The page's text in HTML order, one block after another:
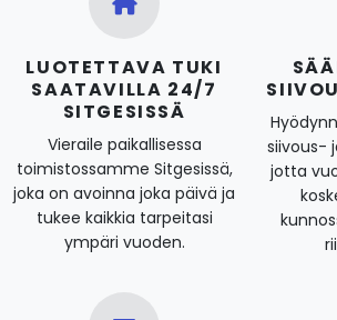
LUOTETTAVA TUKI
SAATAVILLA 24/7
SITGESISSÄ
Vieraile paikallisessa
toimistossamme Sitgesissä,
joka on avoinna joka päivä ja
tukee kaikkia tarpeitasi
ympäri vuoden.
siivous-
jotta